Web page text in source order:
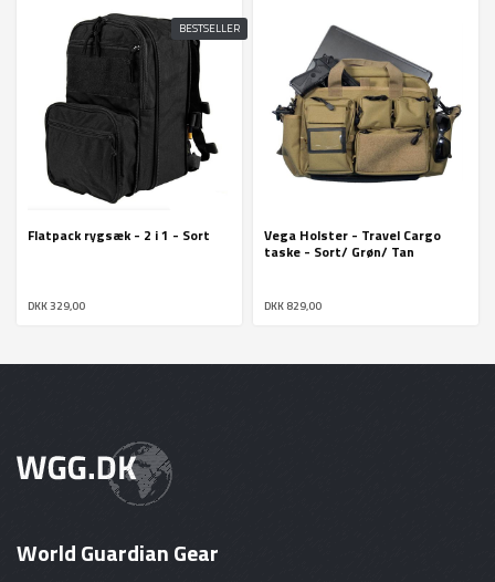
Flatpack rygsæk - 2 i 1 - Sort
DKK 329,00
BESTSELLER
Vega Holster - Travel Cargo
taske - Sort/ Grøn/ Tan
DKK 829,00
World Guardian Gear